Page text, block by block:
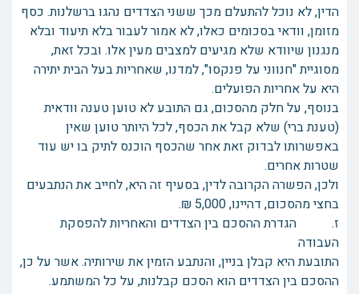
הדין, לא נוכל להתעלם מכך ששני הצדדים נהגו ברשלנות. כסף
מזומן, וודאי בסכומים כאלו, לא אמור לעבור בלא תיעוד ובלא
מנגנון שיוודא שלא מגיעים למצבים מעין אלו. ובכל זאת,
מסוגיית "חנווני על פנקסו", למדנו, שאחריות בעל הבית יתירה
היא על אחריות הפועלים.
בנוסף, על חלק מהסכום, גם התובע לא טוען טענה וודאית
(טענת ברי) שלא קבל את הכסף, לכל היותר טוען שאין
באפשרותו לבדוק זאת אחר שהכסף הוכנס לתיק בו יש עוד
שטרות אחרים.
ולכן, הפשרה הקרובה לדין, בסעיף זה היא, לחייב את הנתבעים
בחצי מהסכום, דהיינו, 5,000 ₪.
ז. הגדרת ההסכם בין הצדדים והאחריות להפסקת
העבודה
התובעת היא קבלן בניין, והנתבע הזמין את שירותיה. אשר על כן,
ההסכם בין הצדדים הוא הסכם קבלנות, על כל המשתמע.